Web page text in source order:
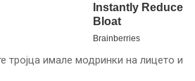
имале модринки на лицето и